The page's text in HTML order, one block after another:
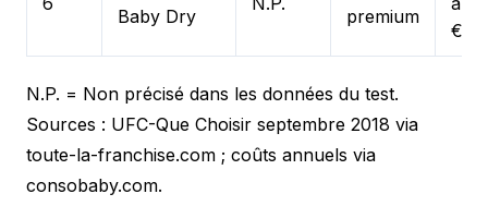
Baby Dry
premium
€/
N.P. = Non précisé dans les données du test.
Sources : UFC-Que Choisir septembre 2018 via
toute-la-franchise.com ; coûts annuels via
consobaby.com.